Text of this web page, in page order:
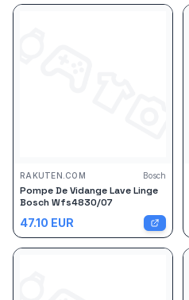
RAKUTEN.COM Bosch
Pompe De Vidange Lave Linge
Bosch Wfs4830/07
47.10 EUR